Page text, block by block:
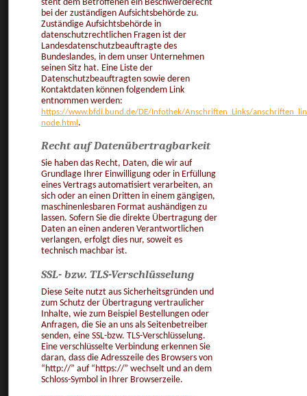
steht dem Betroffenen ein Beschwerderecht
bei der zuständigen Aufsichtsbehörde zu.
Zuständige Aufsichtsbehörde in
datenschutzrechtlichen Fragen ist der
Landesdatenschutzbeauftragte des
Bundeslandes, in dem unser Unternehmen
seinen Sitz hat. Eine Liste der
Datenschutzbeauftragten sowie deren
Kontaktdaten können folgendem Link
entnommen werden:
https://www.bfdi.bund.de/DE/Infothek/Anschriften_Links/
node.html .
Recht auf Datenübertragbarkeit
Sie haben das Recht, Daten, die wir auf
Grundlage Ihrer Einwilligung oder in Erfüllung
eines Vertrags automatisiert verarbeiten, an
sich oder an einen Dritten in einem gängigen,
maschinenlesbaren Format aushändigen zu
lassen. Sofern Sie die direkte Übertragung der
Daten an einen anderen Verantwortlichen
verlangen, erfolgt dies nur, soweit es
technisch machbar ist.
SSL- bzw. TLS-Verschlüsselung
Diese Seite nutzt aus Sicherheitsgründen und
zum Schutz der Übertragung vertraulicher
Inhalte, wie zum Beispiel Bestellungen oder
Anfragen, die Sie an uns als Seitenbetreiber
senden, eine SSL-bzw. TLS-Verschlüsselung.
Eine verschlüsselte Verbindung erkennen Sie
daran, dass die Adresszeile des Browsers von
“http://” auf “https://” wechselt und an dem
Schloss-Symbol in Ihrer Browserzeile.